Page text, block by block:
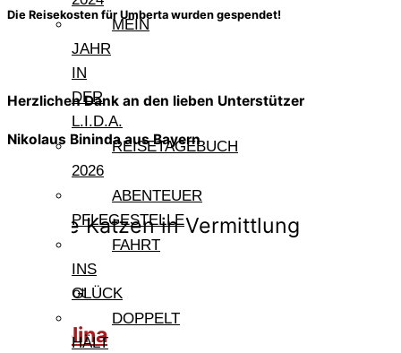
MEIN
JAHR
IN
DER
L.I.D.A.
REISETAGEBUCH
2026
ABENTEUER
PFLEGESTELLE
FAHRT
INS
GLÜCK
DOPPELT
HÄLT
Die Reisekosten für Umberta wurden gespendet!
Herzlichen Dank an den lieben Unterstützer
Nikolaus Bininda aus Bayern
Andere Katzen in Vermittlung
Pfote in Not
Tremolina